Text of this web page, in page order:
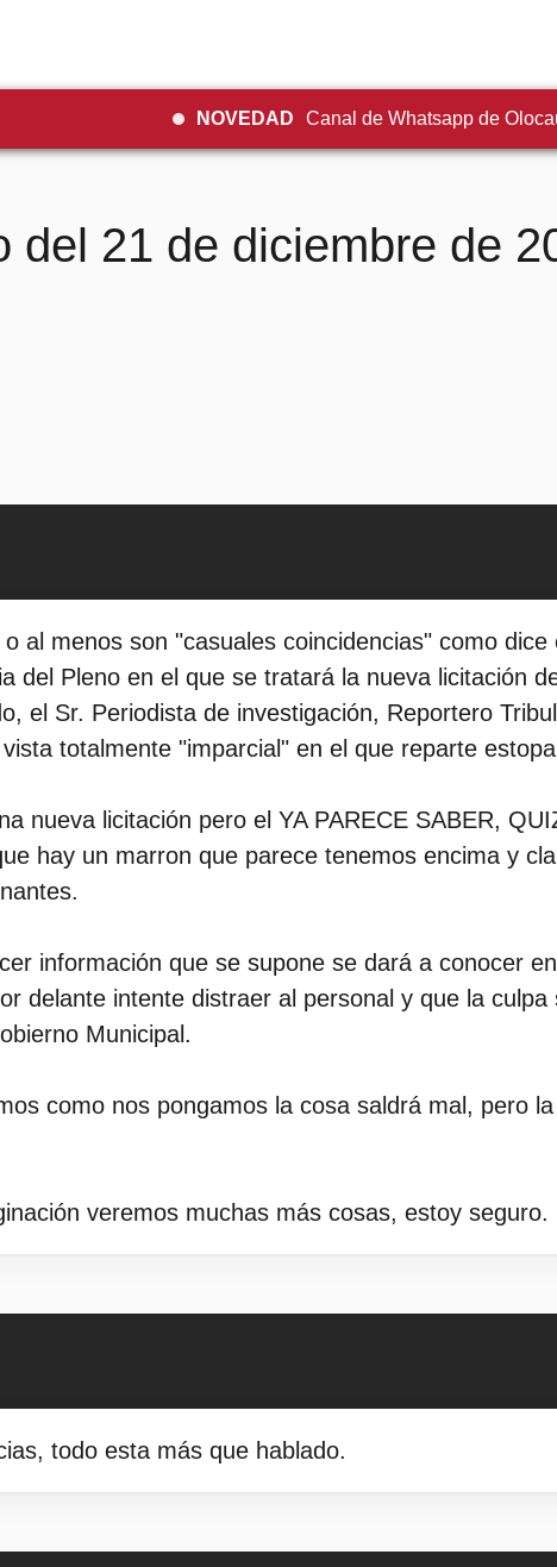
NOVEDAD Canal de Whatsapp de
del 21 de diciembre de
al menos son "casuales coincidencias" como
del Pleno en el que se tratará la nueva licitación
el Sr. Periodista de investigación, Reportero
totalmente "imparcial" en el que reparte
nueva licitación pero el YA PARECE SABER,
hay un marron que parece tenemos encima y
información que se supone se dará a conocer
delante intente distraer al personal y que la
Municipal.
como nos pongamos la cosa saldrá mal, pero
veremos muchas más cosas, estoy seguro.
todo esta más que hablado.